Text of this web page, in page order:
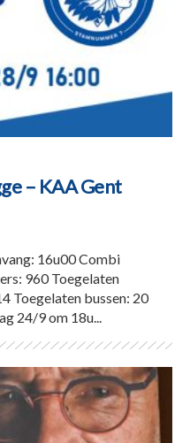
– KAA Gent
16u00 Combi
960 Toegelaten
Toegelaten bussen: 20
24/9 om 18u...